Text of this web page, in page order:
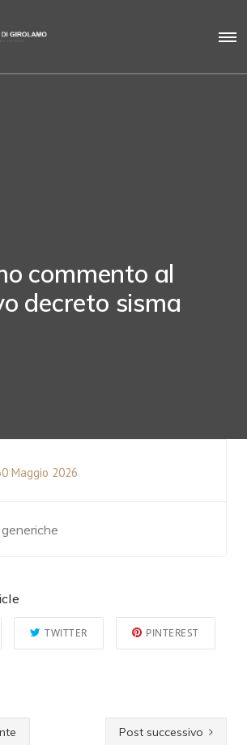
commento al
decreto sisma
Maggio 2026
generiche
TWITTER PINTEREST
Post successivo